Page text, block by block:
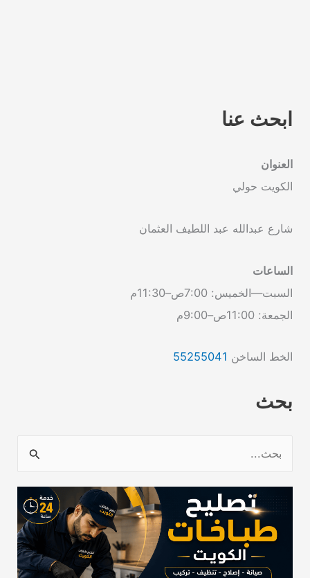
ابحث عنا
العنوان
الكويت حولي
شارع عبدالله عبد اللطيف العثمان
الساعات
السبت—الخميس: 7:00ص–11:30م
الجمعة: 11:00ص–9:00م
الخط الساخن 55255041
بحث